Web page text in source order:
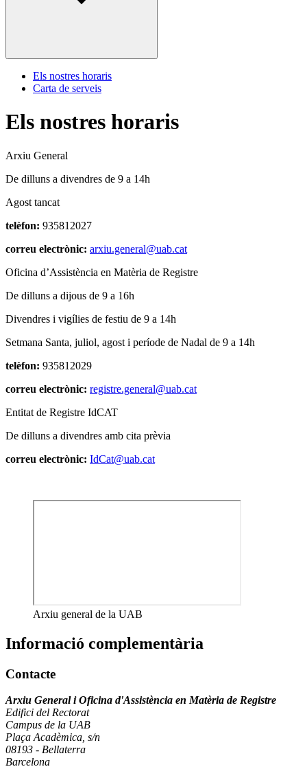
Els nostres horaris
Carta de serveis
Els nostres horaris
Arxiu General
De dilluns a divendres de 9 a 14h
Agost tancat
telèfon: 935812027
correu electrònic: arxiu.general@uab.cat
Oficina d’Assistència en Matèria de Registre
De dilluns a dijous de 9 a 16h
Divendres i vigílies de festiu de 9 a 14h
Setmana Santa, juliol, agost i període de Nadal de 9 a 14h
telèfon: 935812029
correu electrònic: registre.general@uab.cat
Entitat de Registre IdCAT
De dilluns a divendres amb cita prèvia
correu electrònic: IdCat@uab.cat
Arxiu general de la UAB
Informació complementària
Contacte
Arxiu General i Oficina d'Assistència en Matèria de Registre
Edifici del Rectorat
Campus de la UAB
Plaça Acadèmica, s/n
08193 - Bellaterra
Barcelona